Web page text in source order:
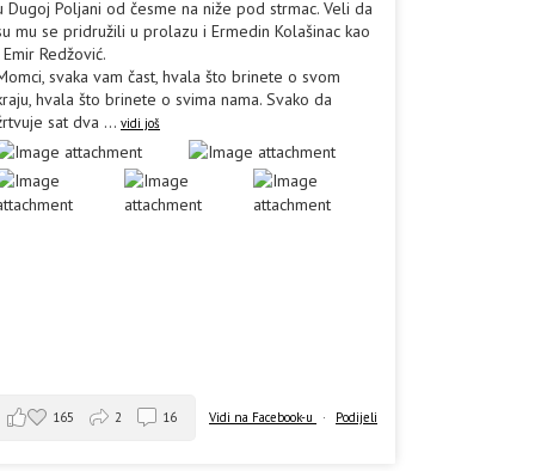
Dugoj Poljani od česme na niže pod strmac. Veli da
mu se pridružili u prolazu i Ermedin Kolašinac kao
Redžović.
svaka vam čast, hvala što brinete o svom
hvala što brinete o svima nama. Svako da
sat dva ... vidi još
Vidi na Facebook-u · Podijeli
165 2 16